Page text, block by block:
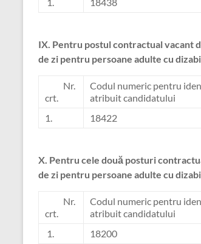
IX. Pentru postul contractual vacant
de zi pentru persoane adulte cu
Nr.
crt.
Codul numeric pentru
atribuit candidatului
1.
18422
X. Pentru cele două posturi
de zi pentru persoane adulte cu
Nr.
crt.
Codul numeric pentru
atribuit candidatului
1.
18200